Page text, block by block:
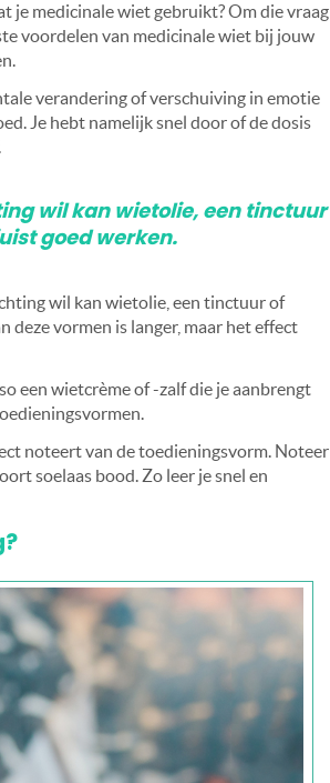
je medicinale wiet gebruikt? Om die vraag
voordelen van medicinale wiet bij jouw
verandering of verschuiving in emotie
Je hebt namelijk snel door of de dosis
wil kan wietolie, een tinctuur
goed werken.
wil kan wietolie, een tinctuur of
vormen is langer, maar het effect
een wietcrème of -zalf die je aanbrengt
noteert van de toedieningsvorm. Noteer
soelaas bood. Zo leer je snel en